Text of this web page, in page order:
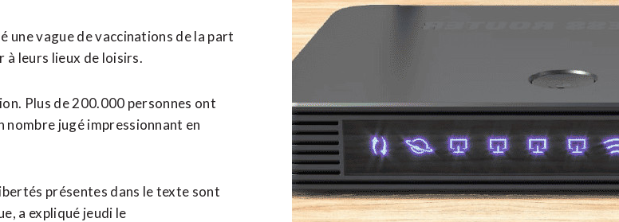
une vague de vaccinations de la part
à leurs lieux de loisirs.
Plus de 200.000 personnes ont
jugé impressionnant en
présentes dans le texte sont
a expliqué jeudi le